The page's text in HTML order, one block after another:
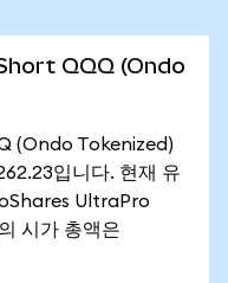
QQQ (Ondo
(Ondo Tokenized)
입니다. 현재 유
UltraPro
시가 총액은